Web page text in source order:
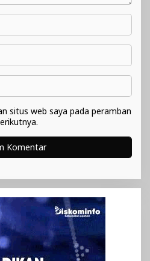
situs web saya pada peramban